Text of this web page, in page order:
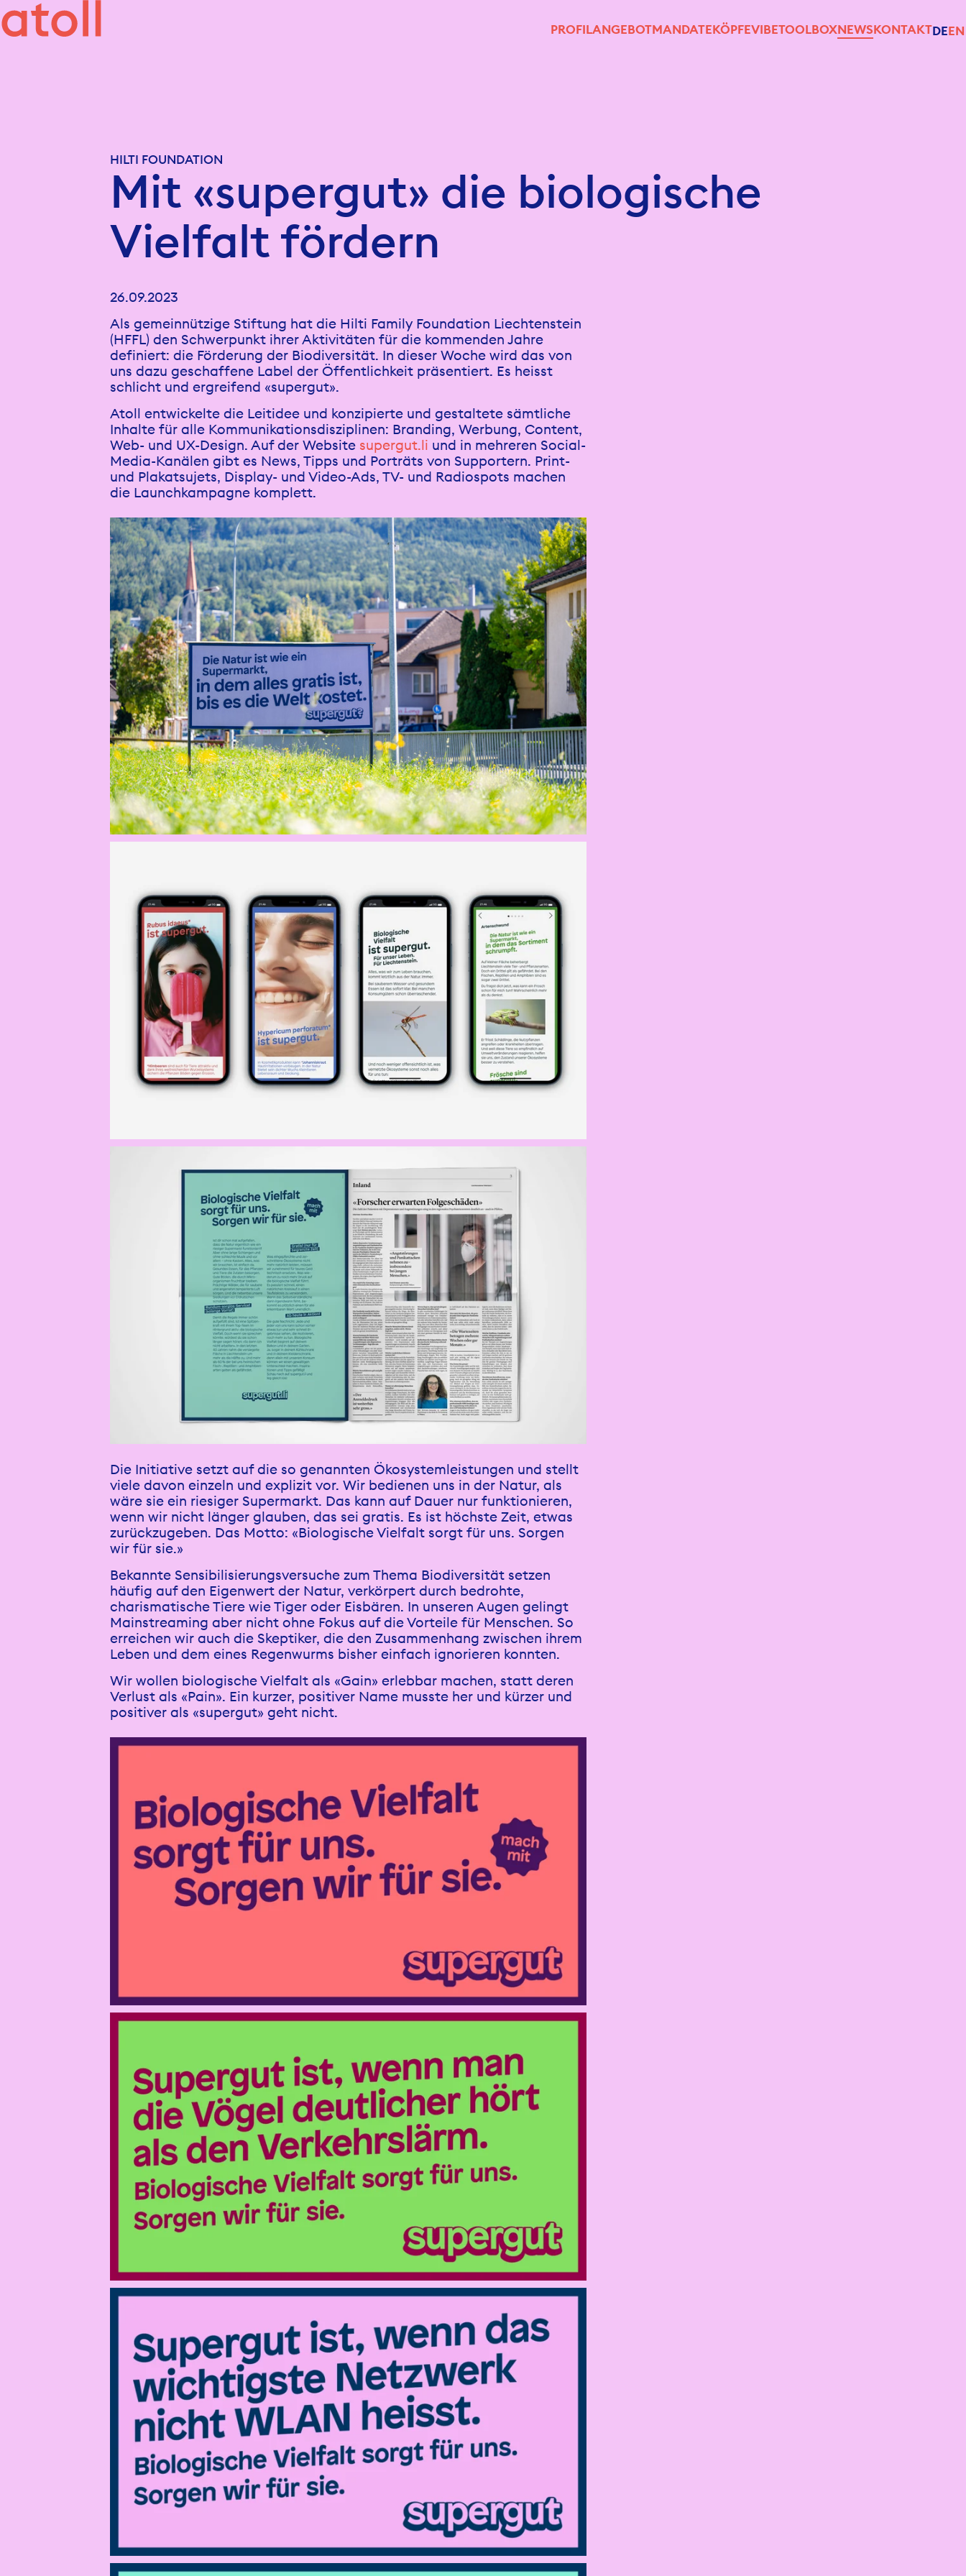
PROFILANGEBOTMANDATEKÖPFEVIBETOOLBOXNEWSKONTAKTDEEN
Mit «supergut» die biologische
Vielfalt fördern
HILTI FOUNDATION
26.09.2023
Als gemeinnützige Stiftung hat die Hilti Family Foundation Liechtenstein
(HFFL) den Schwerpunkt ihrer Aktivitäten für die kommenden Jahre
definiert: die Förderung der Biodiversität. In dieser Woche wird das von
uns dazu geschaffene Label der Öffentlichkeit präsentiert. Es heisst
schlicht und ergreifend «supergut».
Atoll entwickelte die Leitidee und konzipierte und gestaltete sämtliche
Inhalte für alle Kommunikationsdisziplinen: Branding, Werbung, Content,
Web- und UX-Design. Auf der Website supergut.li und in mehreren Social-
Media-Kanälen gibt es News, Tipps und Porträts von Supportern. Print-
und Plakatsujets, Display- und Video-Ads, TV- und Radiospots machen
die Launchkampagne komplett.
Die Initiative setzt auf die so genannten Ökosystemleistungen und stellt
viele davon einzeln und explizit vor. Wir bedienen uns in der Natur, als
wäre sie ein riesiger Supermarkt. Das kann auf Dauer nur funktionieren,
wenn wir nicht länger glauben, das sei gratis. Es ist höchste Zeit, etwas
zurückzugeben. Das Motto: «Biologische Vielfalt sorgt für uns. Sorgen
wir für sie.»
Bekannte Sensibilisierungsversuche zum Thema Biodiversität setzen
häufig auf den Eigenwert der Natur, verkörpert durch bedrohte,
charismatische Tiere wie Tiger oder Eisbären. In unseren Augen gelingt
Mainstreaming aber nicht ohne Fokus auf die Vorteile für Menschen. So
erreichen wir auch die Skeptiker, die den Zusammenhang zwischen ihrem
Leben und dem eines Regenwurms bisher einfach ignorieren konnten.
Wir wollen biologische Vielfalt als «Gain» erlebbar machen, statt deren
Verlust als «Pain». Ein kurzer, positiver Name musste her und kürzer und
positiver als «supergut» geht nicht.